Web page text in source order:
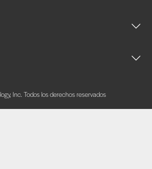
Inc. Todos los derechos reservados